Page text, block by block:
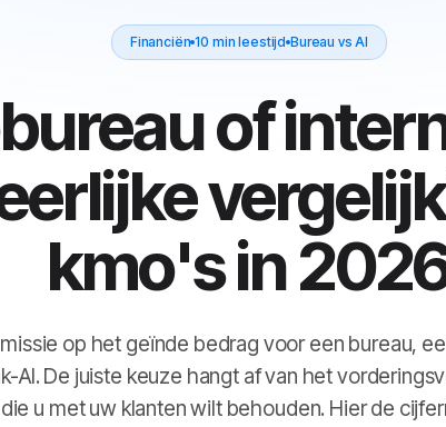
Financiën 10 min leestijd Bureau vs AI
of
kmo's in
op het geïnde bedrag voor een bureau,
AI. De juiste keuze hangt af van het
u met uw klanten wilt behouden. Hier de